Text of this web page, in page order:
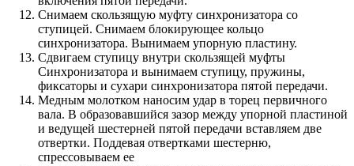
Снимаем скользящую муфту синхронизатора со
ступицей. Снимаем блокирующее кольцо
синхронизатора. Вынимаем упорную пластину.
Сдвигаем ступицу внутри скользящей муфты
Синхронизатора и вынимаем ступицу, пружины,
фиксаторы и сухари синхронизатора пятой передачи.
Медным молотком наносим удар в торец первичного
вала. В образовавшийся зазор между упорной пластиной
и ведущей шестерней пятой передачи вставляем две
отвертки. Поддевая отвертками шестерню,
спрессовываем ее